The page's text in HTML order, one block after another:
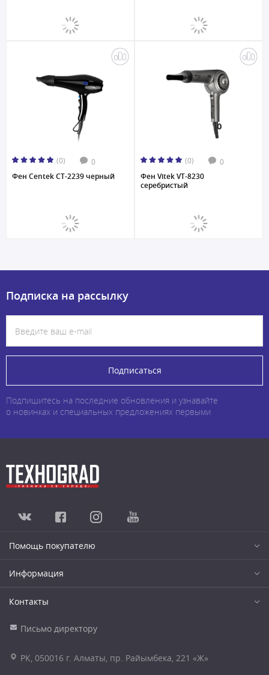
(0) 0
Фен Centek CT-2239 черный
(0) 0
Фен Vitek VT-8230
серебристый
Подписка на рассылку
Подписаться
Подпишитесь на последние обновления и узнавайте
о новинках и специальных предложениях первыми
Помощь покупателю
Информация
Контакты
Письмо директору
РК, 050016 г. Алматы, пр. Райымбека, 221 «Ж»